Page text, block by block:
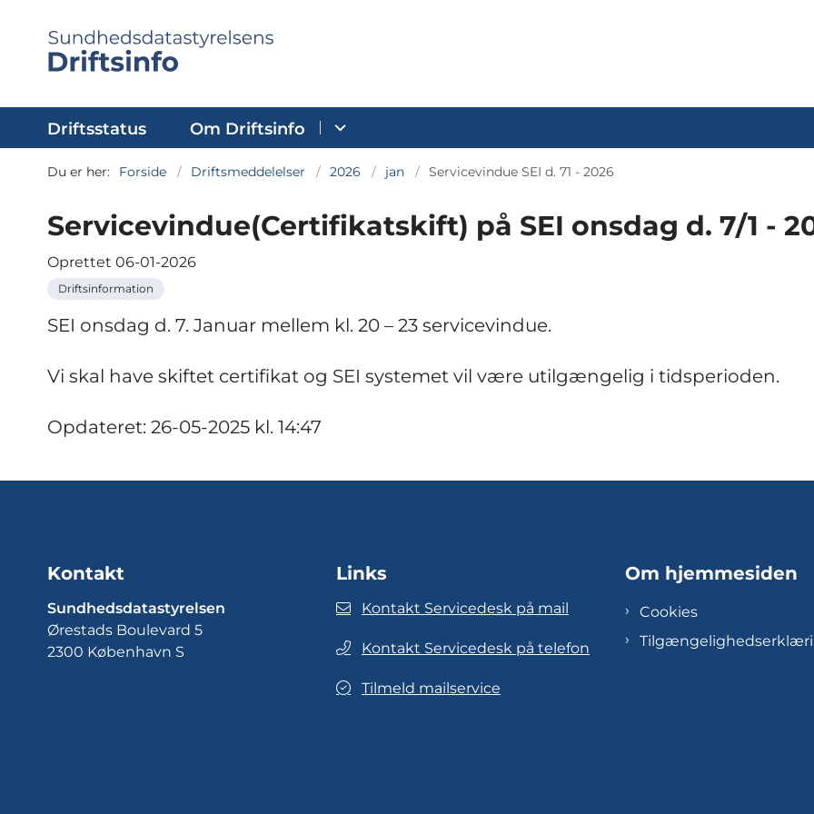
Driftsstatus Om Driftsinfo
Du er her: Forside Driftsmeddelelser 2026 jan Servicevindue SEI d. 71 - 2026
Servicevindue(Certifikatskift) på SEI onsdag d. 7/1 -
Oprettet 06-01-2026
Driftsinformation
SEI onsdag d. 7. Januar mellem kl. 20 – 23 servicevindue.
Vi skal have skiftet certifikat og SEI systemet vil være utilgængelig i tidsperioden.
Opdateret: 26-05-2025 kl. 14:47
Kontakt
Sundhedsdatastyrelsen
Ørestads Boulevard 5
2300 København S
Links
Kontakt Servicedesk på mail
Kontakt Servicedesk på telefon
Tilmeld mailservice
Om hjemmesiden
Cookies